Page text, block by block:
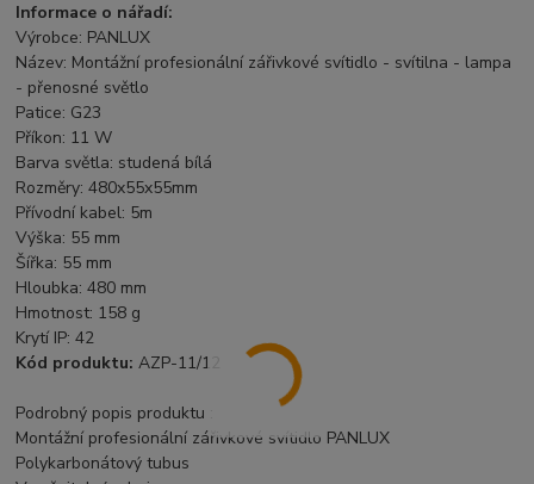
Informace o nářadí:
Výrobce: PANLUX
Název: Montážní profesionální zářivkové svítidlo - svítilna - lampa
- přenosné světlo
Patice: G23
Příkon: 11 W
Barva světla: studená bílá
Rozměry: 480x55x55mm
Přívodní kabel: 5m
Výška: 55 mm
Šířka: 55 mm
Hloubka: 480 mm
Hmotnost: 158 g
Krytí IP: 42
Kód produktu: AZP-11/12
Podrobný popis produktu :
Montážní profesionální zářivkové svítidlo PANLUX
Polykarbonátový tubus